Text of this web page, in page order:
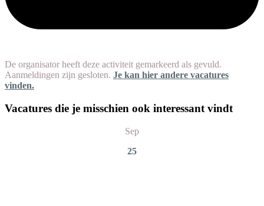
De organisator heeft deze activiteit gemarkeerd als gevuld.
Aanmeldingen zijn gesloten. Je kan hier andere vacatures
vinden.
Vacatures die je misschien ook interessant vindt
Sep
25